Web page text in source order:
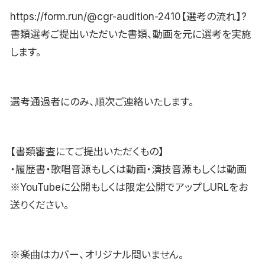
https://form.run/@cgr-audition-2410【選考の流れ】?
書類選考ご提出いただいた書類、動画を元に選考を実施
します。
選考通過者にのみ、順次ご連絡いたします。
【書類審査にてご提出いただくもの】
・履歴書・歌唱音源もしくは動画・演技音源もしくは動画
※YouTubeに公開もしくは限定公開でアップしURLをお
送りください。
※楽曲はカバー、オリジナル問いません。